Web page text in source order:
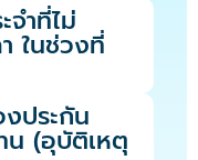
ำที่ไม่
ในช่วงที่
ประกัน
(อุบัติเหตุ